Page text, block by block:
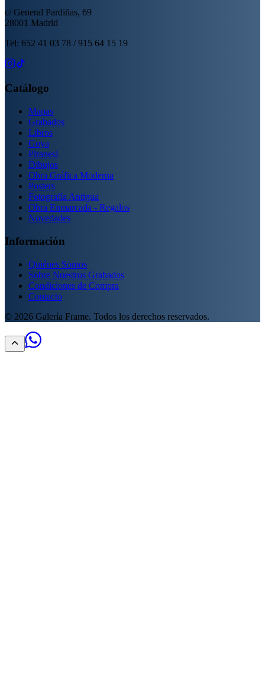
c/ General Pardiñas, 69
28001 Madrid
Tel: 652 41 03 78 / 915 64 15 19
Catálogo
Mapas
Grabados
Libros
Goya
Piranesi
Dibujos
Obra Gráfica Moderna
Posters
Fotografía Antigua
Obra Enmarcada - Regalos
Novedades
Información
Quiénes Somos
Sobre Nuestros Grabados
Condiciones de Compra
Contacto
© 2026 Galería Frame. Todos los derechos reservados.